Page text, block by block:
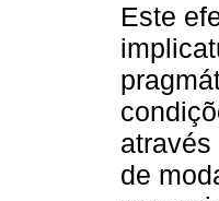
Este
de